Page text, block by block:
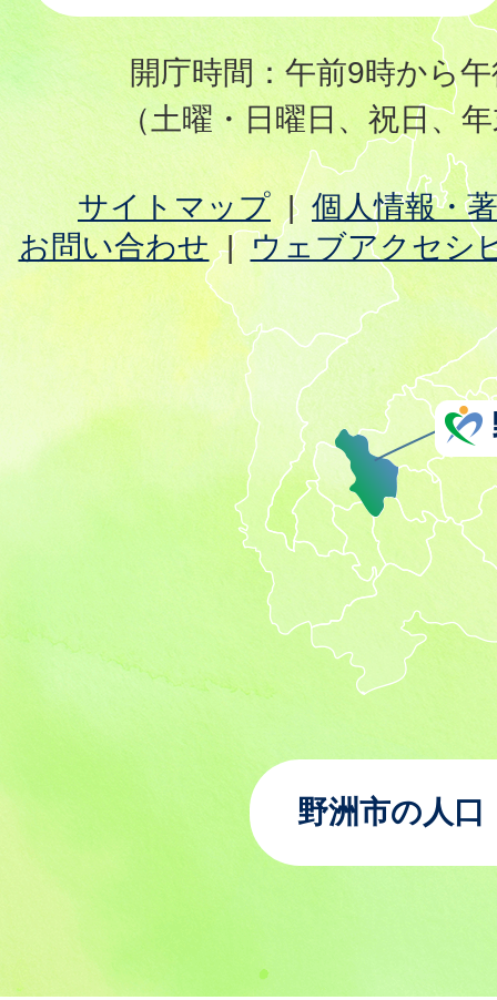
開庁時間：午前9時から
（土曜・日曜日、祝日、
サイトマップ
個人情報・
お問い合わせ
ウェブアクセシ
野洲市の人口